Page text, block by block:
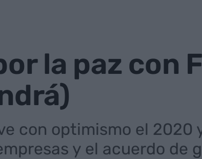
la paz con
con optimismo el 2020
y el acuerdo de